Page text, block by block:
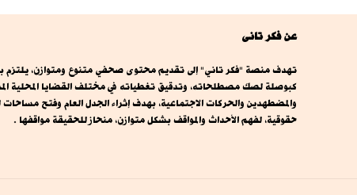
عن فكر تانى
تهدف منصة "فكر تاني" إلى تقديم محتوى صحفي متنوع ومتوازن، يلتزم
كبوصلة لصك مصطلحاته، وتدقيق تغطياته في مختلف القضايا المحلية
والمضطهدين والحركات الاجتماعية، بهدف إثراء الجدل العام وفتح
حقوقية، لفهم الأحداث والمواقف بشكل متوازن، منحاز للحقيقة مواقفها .